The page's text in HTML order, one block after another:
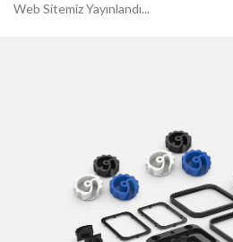
Web Sitemiz Yayınlandı...